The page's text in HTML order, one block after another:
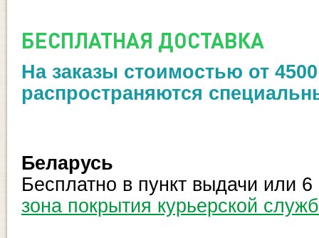
БЕСПЛАТНАЯ ДОСТАВКА
На заказы стоимостью от
распространяются
Беларусь
Бесплатно в пункт выдачи или
зона покрытия курьерской